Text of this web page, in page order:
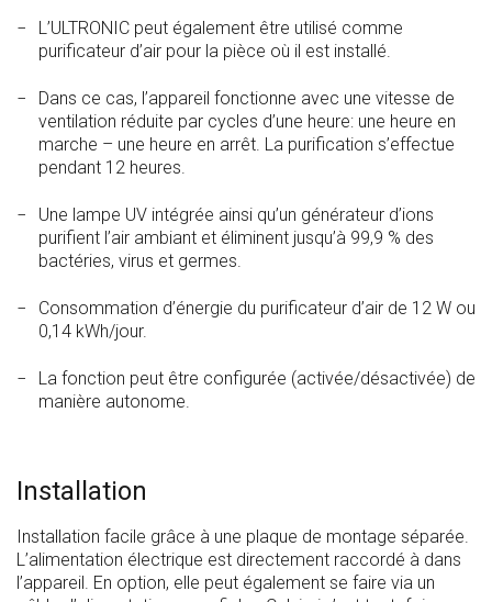
L’ULTRONIC peut également être utilisé comme
purificateur d’air pour la pièce où il est installé.
Dans ce cas, l’appareil fonctionne avec une vitesse de
ventilation réduite par cycles d’une heure: une heure en
marche – une heure en arrêt. La purification s’effectue
pendant 12 heures.
Une lampe UV intégrée ainsi qu’un générateur d’ions
purifient l’air ambiant et éliminent jusqu’à 99,9 % des
bactéries, virus et germes.
Consommation d’énergie du purificateur d’air de 12 W ou
0,14 kWh/jour.
La fonction peut être configurée (activée/désactivée) de
manière autonome.
Installation
Installation facile grâce à une plaque de montage séparée.
L’alimentation électrique est directement raccordé à dans
l’appareil. En option, elle peut également se faire via un